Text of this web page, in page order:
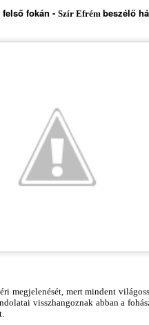
fokán - Szír Efrém beszélő
megjelenését, mert mindent
visszhangoznak abban a
THE
OF THE
DELLO
gördülékenységet
szeretetre.
IS